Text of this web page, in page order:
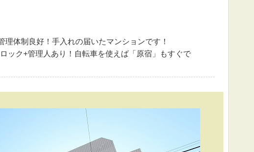
体制良好！手入れの届いたマンションです！
ック+管理人あり！自転車を使えば「原宿」もすぐで